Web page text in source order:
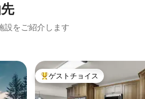
設をご紹介します
大好評のゲストチョイスです。
ゲストチョイス